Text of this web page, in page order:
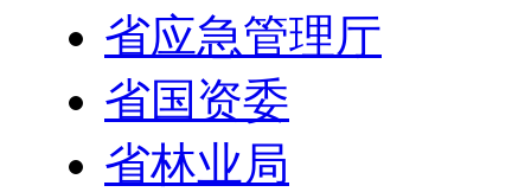
省应急管理厅
省国资委
省林业局